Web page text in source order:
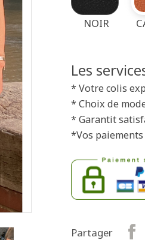
NOIR
Les
* Votre colis
* Choix de
* Garantit
*Vos
Partager